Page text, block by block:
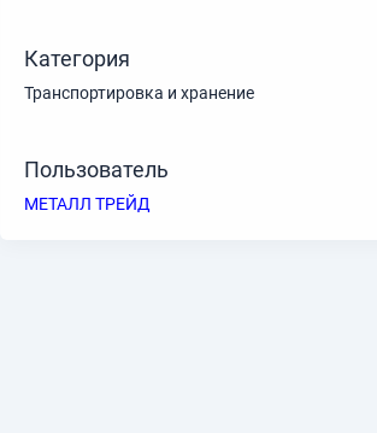
Категория
Транспортировка и хранение
Пользователь
МЕТАЛЛ ТРЕЙД